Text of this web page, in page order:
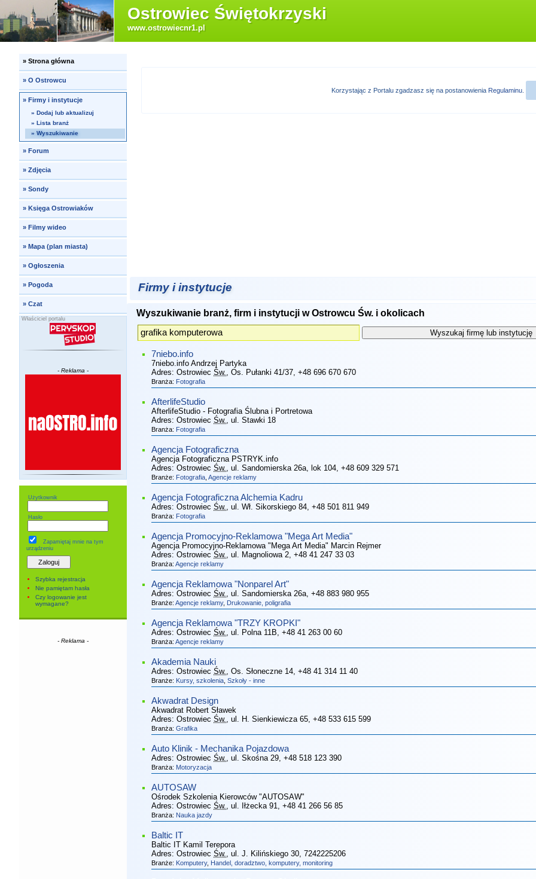
Ostrowiec Świętokrzyski
www.ostrowiecnr1.pl
» Strona główna
» O Ostrowcu
»Firmy i instytucje
» Dodaj lub aktualizuj
» Lista branż
» Wyszukiwanie
» Forum
» Zdjęcia
» Sondy
» Księga Ostrowiaków
» Filmy wideo
» Mapa (plan miasta)
» Ogłoszenia
» Pogoda
» Czat
Właściciel portalu
- Reklama -
Użytkownik
Hasło
Zapamiętaj mniena tym
urządzeniu
Szybka rejestracja
Nie pamiętam hasła
Czy logowanie jest
wymagane?
- Reklama -
Korzystając z Portalu zgadzasz się na postanowienia Regulaminu
Firmy i instytucje
Wyszukiwanie branż, firm i instytucji w Ostrowcu Św. i okolicach
7niebo.info
7niebo.info Andrzej Partyka
Adres: Ostrowiec Św., Os. Pułanki 41/37, +48 696 670 670
Branża: Fotografia
AfterlifeStudio
AfterlifeStudio - Fotografia Ślubna i Portretowa
Adres: Ostrowiec Św., ul. Stawki 18
Branża: Fotografia
Agencja Fotograficzna
Agencja Fotograficzna PSTRYK.info
Adres: Ostrowiec Św., ul. Sandomierska 26a, lok 104, +48 609 329 571
Branże: Fotografia Agencje reklamy
Agencja Fotograficzna Alchemia Kadru
Adres: Ostrowiec Św., ul. Wł. Sikorskiego 84, +48 501 811 949
Branża: Fotografia
Agencja Promocyjno-Reklamowa "Mega Art Media"
Agencja Promocyjno-Reklamowa "Mega Art Media" Marcin Rejmer
Adres: Ostrowiec Św., ul. Magnoliowa 2, +48 41 247 33 03
Branża: Agencje reklamy
Agencja Reklamowa "Nonparel Art"
Adres: Ostrowiec Św., ul. Sandomierska 26a, +48 883 980 955
Branże: Agencje reklamy, Drukowanie, poligrafia
Agencja Reklamowa "TRZY KROPKI"
Adres: Ostrowiec Św., ul. Polna 11B, +48 41 263 00 60
Branża: Agencje reklamy
Akademia Nauki
Adres: Ostrowiec Św., Os. Słoneczne 14, +48 41 314 11 40
Branże: Kursy, szkolenia Szkoły - inne
Akwadrat Design
Akwadrat Robert Sławek
Adres: Ostrowiec Św., ul. H. Sienkiewicza 65, +48 533 615 599
Branża: Grafika
Auto Klinik - Mechanika Pojazdowa
Adres: Ostrowiec Św., ul. Skośna 29, +48 518 123 390
Branża: Motoryzacja
AUTOSAW
Ośrodek Szkolenia Kierowców "AUTOSAW"
Adres: Ostrowiec Św., ul. Iłżecka 91, +48 41 266 56 85
Branża: Nauka jazdy
Baltic IT
Baltic IT Kamil Terepora
Adres: Ostrowiec Św., ul. J. Kilińskiego 30, 7242225206
Branże: Komputery, Handel, doradztwo, komputery, monitoring